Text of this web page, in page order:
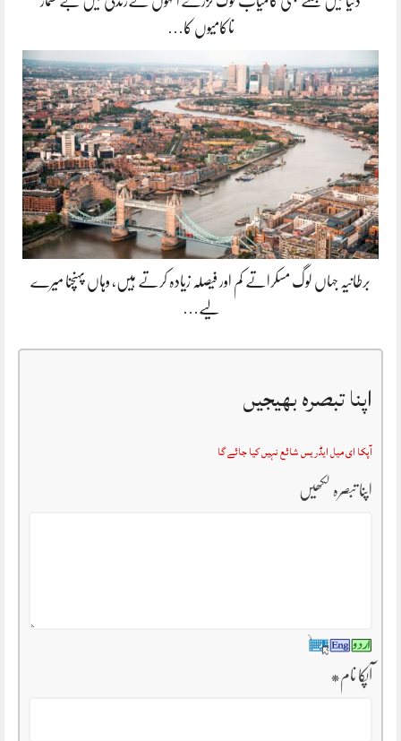
ناکامیوں کا…
برطانیہ جہاں لوگ مسکراتے کم اور فیصلہ زیادہ کرتے ہیں، وہاں پہنچنا میرے
لیے…
اپنا تبصرہ بھیجیں
آپکا ای میل ایڈریس شائع نہیں کیا جائے گا
اپنا تبصرہ لکھیں
آپکا نام*